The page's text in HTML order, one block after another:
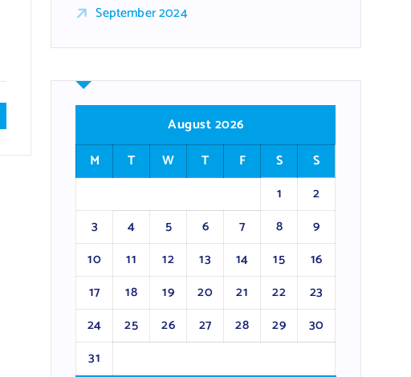
September 2024
August 2026
M
T W T F S
S
1
2
3
4 5 6 7 8
9
10
11 12 13 14 15
16
17
18 19 20 21 22
23
24
25 26 27 28 29
30
31